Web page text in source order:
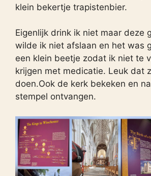
klein bekertje trapistenbier.
Eigenlijk drink ik niet maar deze
wilde ik niet afslaan en het was
een klein beetje zodat ik niet te
krijgen met medicatie. Leuk dat
doen.Ook de kerk bekeken en
stempel ontvangen.